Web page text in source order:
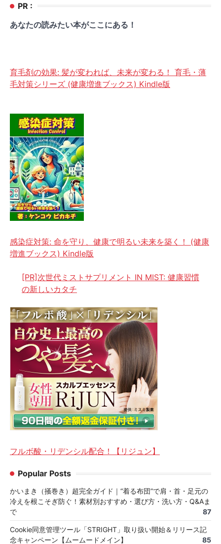
PR :
あなたの読みたい本がここにある！
育毛剤の効果: 髪が変われば、未来が変わる！ 育毛・薄
毛対策シリーズ (健康増進ブックス) Kindle版
感染症対策: 命を守り、健康で明るい未来を築く！ (健康
増進ブックス) Kindle版
[PR]次世代ミストサプリメント IN MIST: 健康習慣
の新しいカタチ
フルボ酸・リデンシル配合！【リジュン】
Popular Posts
かいまき（掻巻き）超完全ガイド｜“着る布団”で肩・首・足元の
冷えを根こそぎ防ぐ！素材別おすすめ・選び方・洗い方・Q&Aま
で
87
Cookie同意管理ツール「STRIGHT」取り扱い開始＆リリース記
念キャンペーン【ムームードメイン】
85